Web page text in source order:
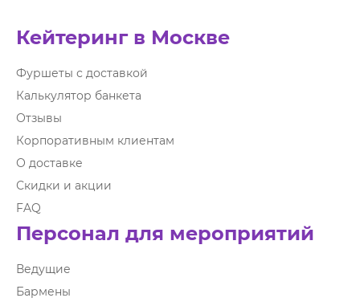
Кейтеринг в Москве
Фуршеты с доставкой
Калькулятор банкета
Отзывы
Корпоративным клиентам
О доставке
Скидки и акции
FAQ
Персонал для мероприятий
Ведущие
Бармены